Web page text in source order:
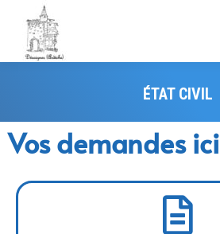
ÉTAT CIVIL
Vos demandes ici